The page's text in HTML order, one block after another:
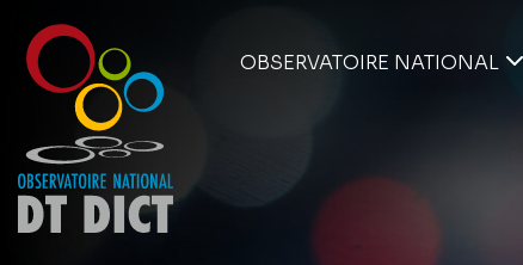
OBSERVATOIRE NATIONAL